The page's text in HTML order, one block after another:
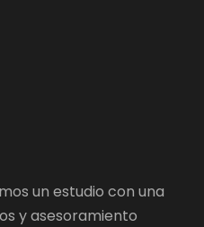
un estudio con una
y asesoramiento